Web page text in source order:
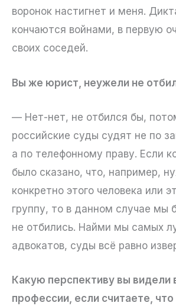
воронок настигнет и меня.
кончаются войнами, в первую
своих соседей.
Вы же юрист, неужели не
— Нет-нет, не отбился бы,
российские суды судят не по
а по телефонному праву. Если
было сказано, что, например,
конкретно этого человека или
группу, то в данном случае мы
не отбились. Найми мы самых
адвокатов, суды всё равно
Какую перспективу вы видели
профессии, если считаете, что